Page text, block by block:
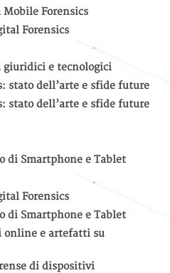
Forensics
Forensics
e tecnologici
stato dell’arte e sfide future
stato dell’arte e sfide future
di Smartphone e Tablet
Forensics
di Smartphone e Tablet
online e artefatti su
di dispositivi